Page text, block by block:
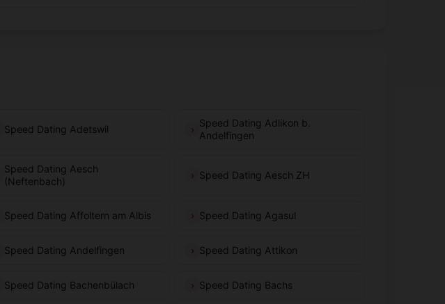
Speed Dating Adetswil
Speed Dating Adlikon b.
Andelfingen
Speed Dating Aesch
(Neftenbach)
Speed Dating Aesch ZH
Speed Dating Affoltern am Albis Speed Dating Agasul
Speed Dating Andelfingen Speed Dating Attikon
Speed Dating Bachenbülach Speed Dating Bachs